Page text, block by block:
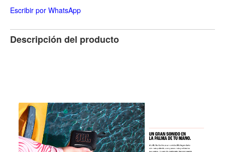
Escribir por WhatsApp
Descripción del producto